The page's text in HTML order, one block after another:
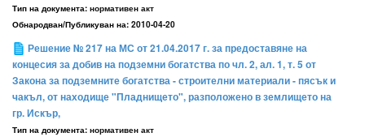
Тип на документа: нормативен акт
Обнародван/Публикуван на: 2010-04-20
Решение № 217 на МС от 21.04.2017 г. за предоставяне на
концесия за добив на подземни богатства по чл. 2, ал. 1, т. 5 от
Закона за подземните богатства - строителни материали - пясък и
чакъл, от находище "Пладнището", разположено в землището на
гр. Искър,
Тип на документа: нормативен акт